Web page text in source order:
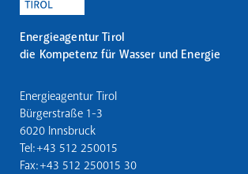
Energieagentur Tirol
die Kompetenz für Wasser und Energie
Energieagentur Tirol
Bürgerstraße 1-3
6020 Innsbruck
Tel: +43 512 250015
Fax: +43 512 250015 30